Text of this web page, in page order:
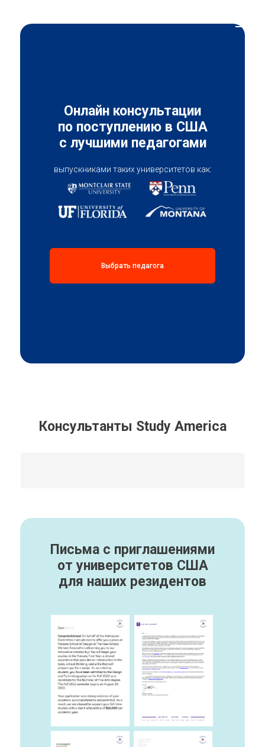
Онлайн консультации
по поступлению в США
с лучшими педагогами
выпускниками таких университетов как:
Выбрать педагога
Консультанты Study America
Письма с приглашениями
от университетов США
для наших резидентов